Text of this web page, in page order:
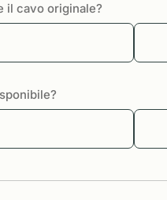
il cavo originale?